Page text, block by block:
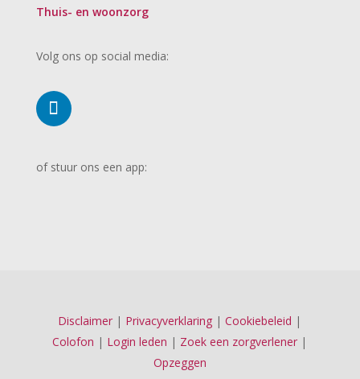
Thuis- en woonzorg
Volg ons op social media:
of stuur ons een app:
Disclaimer | Privacyverklaring |Cookiebeleid |
Colofon | Login leden | Zoek een zorgverlener |
Opzeggen